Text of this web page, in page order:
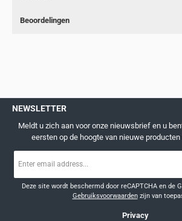
Beoordelingen
NEWSLETTER
Meldt u zich aan voor onze nieuwsbrief en u
eersten op de hoogte van nieuwe
mailadres
Deze site wordt beschermd door reCAPTCHA en de
Gebruiksvoorwaardenzijn van
Privacy